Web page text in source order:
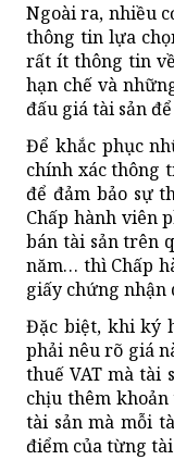
Ngoài ra, nhiều
thông tin lựa
rất ít thông tin
hạn chế và
đấu giá tài sản
Để khắc phục
chính xác thông
để đảm bảo sự
Chấp hành viên
bán tài sản trên
năm… thì Chấp
giấy chứng nhận
Đặc biệt, khi ký
phải nêu rõ giá
thuế VAT mà tài
chịu thêm
tài sản mà mỗi
điểm của từng tài